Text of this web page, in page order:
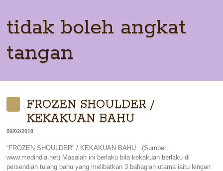
tidak boleh angkat
tangan
FROZEN SHOULDER /
KEKAKUAN BAHU
09/02/2018
“FROZEN SHOULDER” / KEKAKUAN BAHU (Sumber:
www.medindia.net) Masalah ini berlaku bila kekakuan berlaku di
persendian tulang bahu yang melibatkan 3 bahagian utama iaitu lengan